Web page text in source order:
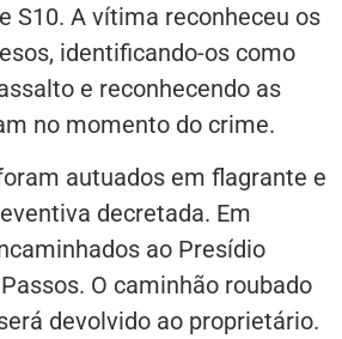
S10. A vítima reconheceu os
identificando-os como
e reconhecendo as
no momento do crime.
autuados em flagrante e
decretada. Em
ao Presídio
O caminhão roubado
devolvido ao proprietário.